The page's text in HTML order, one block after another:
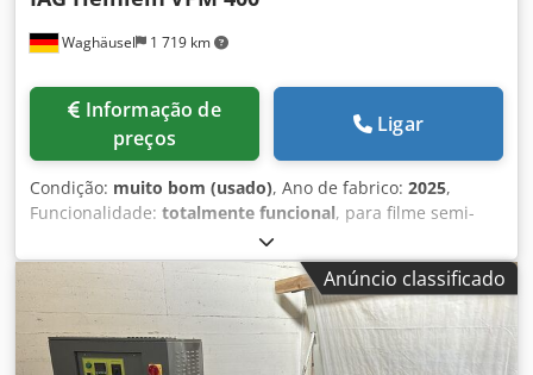
Waghäusel 1 719 km
preços
Ligar
Condição: muito bom (usado), Ano de fabrico: 2025,
Funcionalidade: totalmente funcional, para filme semi-
tubo de PE em rolo, larguras de filme até 400 mm,
comprimento do saco até 750 mm, espessura do filme de
0,05 a 0,14 mm, comprimento do saco ajustável
livremente, separação dos sacos por faca, dispositivo de
segurança para soldagem transversal Dwsdsyrmuwopfx
Abqea
Anúncio classificado